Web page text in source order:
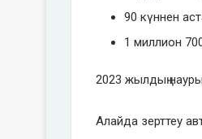
90 күннен
1 миллион
2023 жылдың
Алайда зерттеу